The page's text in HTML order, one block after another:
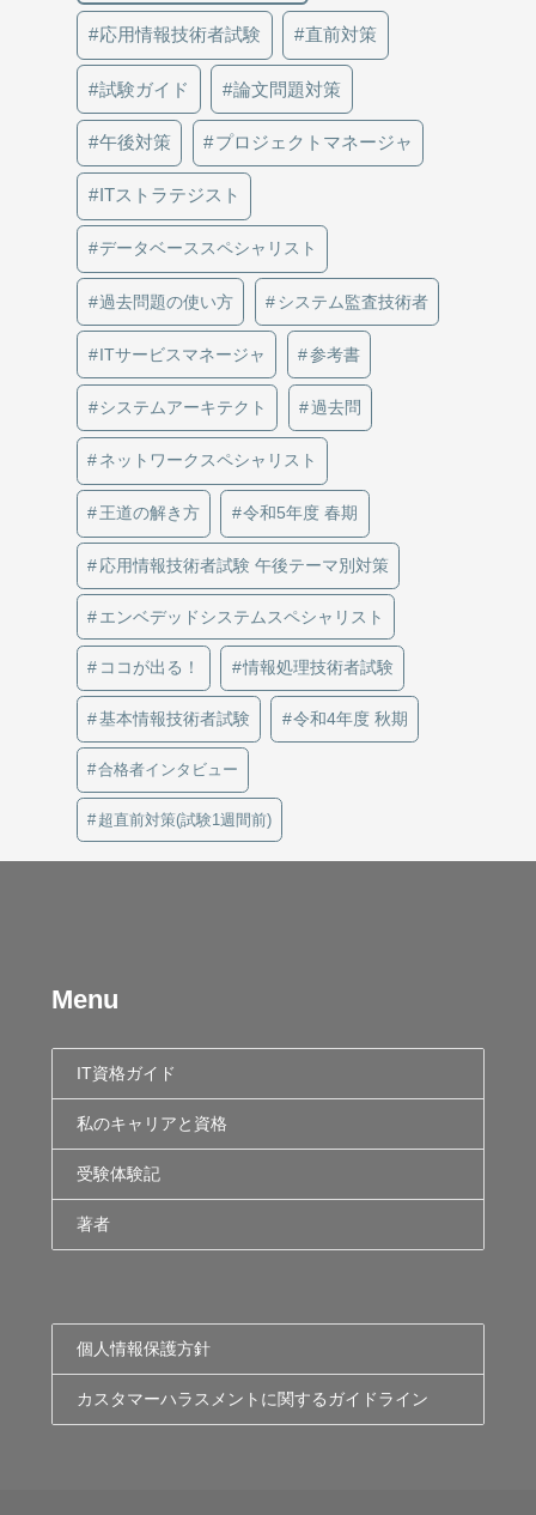
応用情報技術者試験 直前対策
試験ガイド 論文問題対策
午後対策 プロジェクトマネージャ
ITストラテジスト
データベーススペシャリスト
過去問題の使い方 システム監査技術者
ITサービスマネージャ 参考書
システムアーキテクト 過去問
ネットワークスペシャリスト
王道の解き方 令和5年度 春期
応用情報技術者試験 午後テーマ別対策
エンベデッドシステムスペシャリスト
ココが出る！ 情報処理技術者試験
基本情報技術者試験 令和4年度 秋期
合格者インタビュー
超直前対策(試験1週間前)
Menu
IT資格ガイド
私のキャリアと資格
受験体験記
著者
個人情報保護方針
カスタマーハラスメントに関するガイドライン